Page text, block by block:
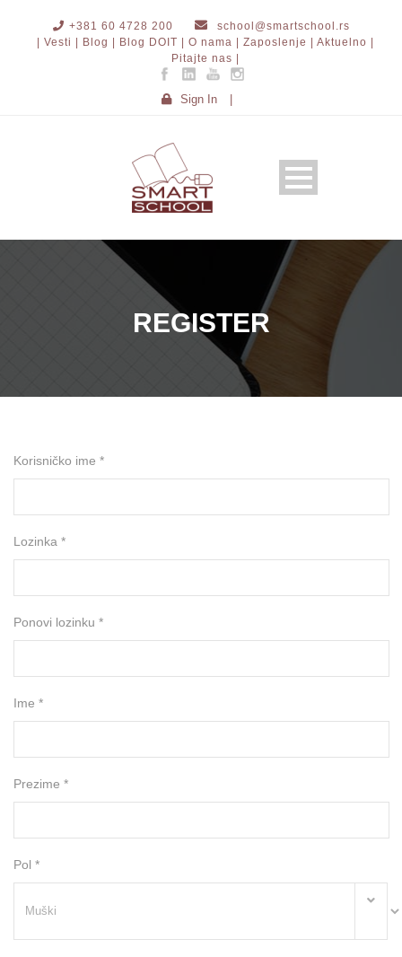
+381 60 4728 200
school@smartschool.rs
| Vesti |
Blog | Blog DOIT | O nama | Zaposlenje |
Aktuelno |
Pitajte nas |
Sign In
REGISTER
Korisničko ime *
Lozinka *
Ponovi lozinku *
Ime *
Prezime *
Pol *